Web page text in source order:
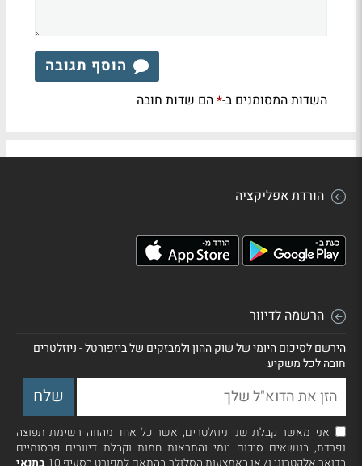
הוסף תגובה
השדות המסומנים ב-*הם שדות חובה
הורדת אפליקציה
הרשמה לדיוור
הירשם לסיכום היומי של שוק ההון ולמבזקים של ביזפורטל - ניוזלטרים
חובה לכל משקיע
אני מאשר קבלת שני ניוזלטרים, אשר כל אחד מהווה רשימת תפוצה
נפרדת, בנושאים סיכום יומי והתראות חמות וקבלת דיוורים פרסומיים